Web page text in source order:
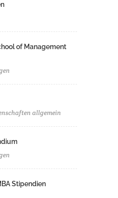
of Management
allgemein
Stipendien